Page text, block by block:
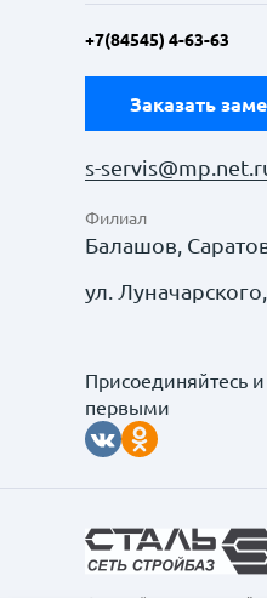
+7(84545) 4-63-63
Заказать
s-
Филиал
Балашов,
ул.
Присоединяйтесь
первыми